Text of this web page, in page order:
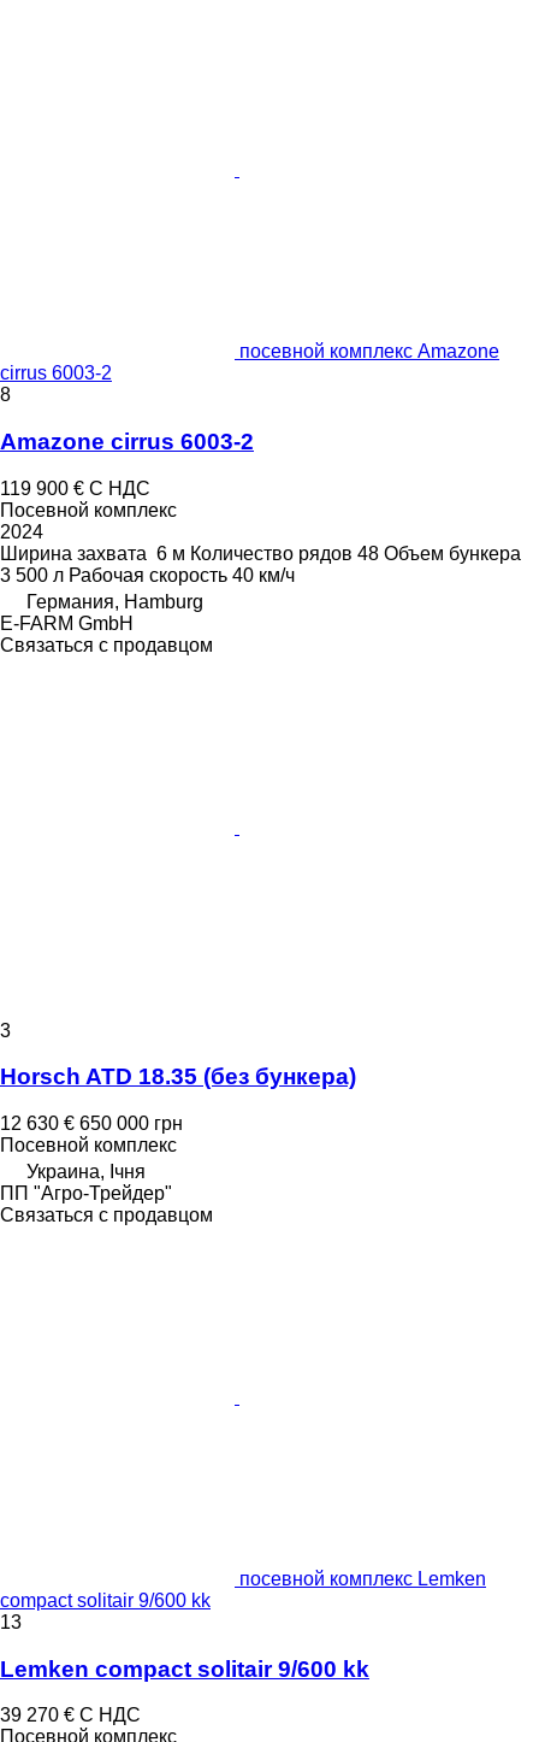
посевной комплекс Amazone
cirrus 6003-2
8
Amazone cirrus 6003-2
119 900 € С НДС
Посевной комплекс
2024
Ширина захвата 6 м Количество рядов 48 Объем бункера
3 500 л Рабочая скорость 40 км/ч
Германия, Hamburg
E-FARM GmbH
Связаться с продавцом
3
Horsch ATD 18.35 (без бункера)
12 630 € 650 000 грн
Посевной комплекс
Украина, Ічня
ПП "Агро-Трейдер"
Связаться с продавцом
посевной комплекс Lemken
compact solitair 9/600 kk
13
Lemken compact solitair 9/600 kk
39 270 € С НДС
Посевной комплекс